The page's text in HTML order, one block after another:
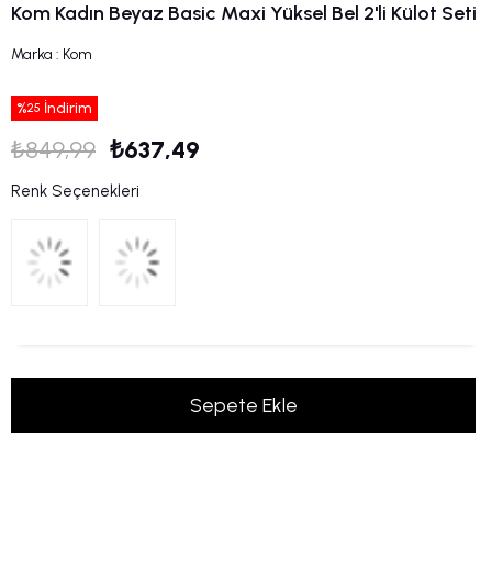
Kom Kadın Beyaz Basic Maxi Yüksel Bel 2'li Külot Seti
Marka : Kom
%25 İndirim
₺849,99 ₺637,49
Renk Seçenekleri